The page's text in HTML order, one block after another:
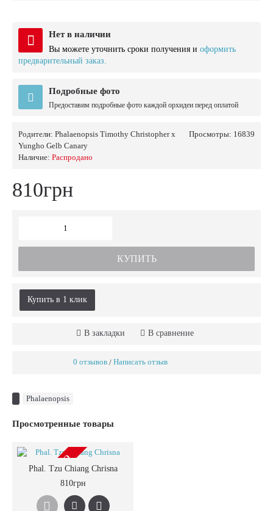
Нет в наличии
Вы можете уточнить сроки получения и оформить
предварительный заказ.
Подробные фото
Предоставим подробные фото каждой орхидеи перед оплатой
Просмотры: 16839
Родители: Phalaenopsis Timothy Christopher x
Yungho Gelb Canary
Наличие: Распродано
810грн
КУПИТЬ
Купить в 1 клик
В закладки В сравнение
0 отзывов / Написать отзыв
Phalaenopsis
Просмотренные товары
РАСПРОДАНО
Phal. Tzu Chiang Chrisna
810грн